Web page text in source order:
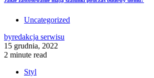
Uncategorized
byredakcja serwisu
15 grudnia, 2022
2 minute read
Styl